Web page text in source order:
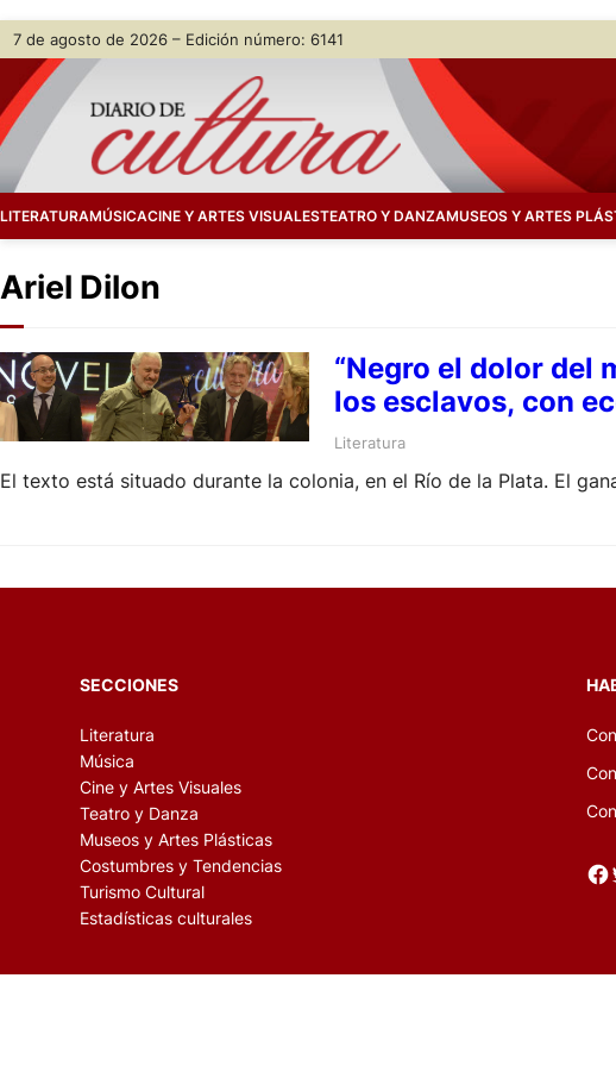
Skip
content
7 de agosto de 2026 – Edición número: 6141
LITERATURAMÚSICACINE Y ARTES VISUALESTEATRO Y DANZAMUSEOS Y ARTES
Ariel Dilon
“Negro el dolor del
los esclavos, con
Literatura
El texto está situado durante la colonia, en el Río de la Plata. El
SECCIONES
Literatura
Música
Cine y Artes Visuales
Teatro y Danza
Museos y Artes Plásticas
Costumbres y Tendencias
Turismo Cultural
Estadísticas culturales
Facebook Twitter